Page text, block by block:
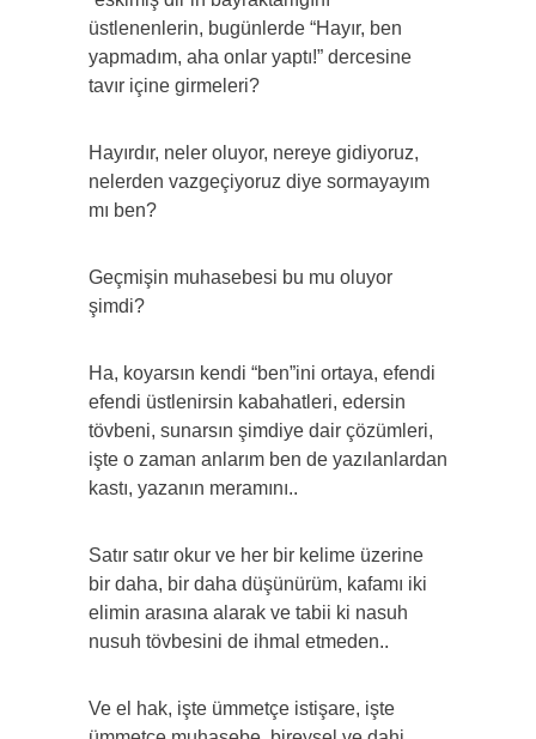
üstlenenlerin, bugünlerde “Hayır, ben
yapmadım, aha onlar yaptı!” dercesine
tavır içine girmeleri?
Hayırdır, neler oluyor, nereye gidiyoruz,
nelerden vazgeçiyoruz diye sormayayım
mı ben?
Geçmişin muhasebesi bu mu oluyor
şimdi?
Ha, koyarsın kendi “ben”ini ortaya, efendi
efendi üstlenirsin kabahatleri, edersin
tövbeni, sunarsın şimdiye dair çözümleri,
işte o zaman anlarım ben de yazılanlardan
kastı, yazanın meramını..
Satır satır okur ve her bir kelime üzerine
bir daha, bir daha düşünürüm, kafamı iki
elimin arasına alarak ve tabii ki nasuh
nusuh tövbesini de ihmal etmeden..
Ve el hak, işte ümmetçe istişare, işte